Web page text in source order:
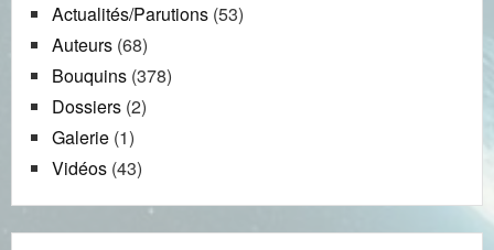
Actualités/Parutions (53)
Auteurs (68)
Bouquins (378)
Dossiers (2)
Galerie (1)
Vidéos (43)